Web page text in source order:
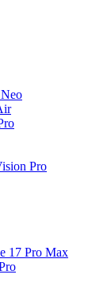
Pro
17 Pro Max